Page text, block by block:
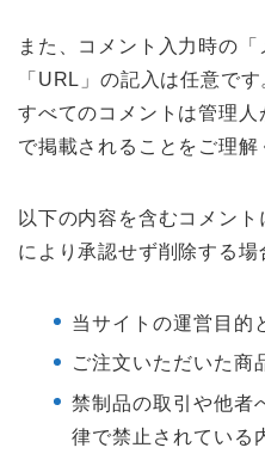
また、コメント入力時の「
「URL」の記入は任意です
すべてのコメントは管理
で掲載されることをご理解
以下の内容を含むコメン
により承認せず削除する場
当サイトの運営目的
ご注文いただいた商
禁制品の取引や他者
律で禁止されている